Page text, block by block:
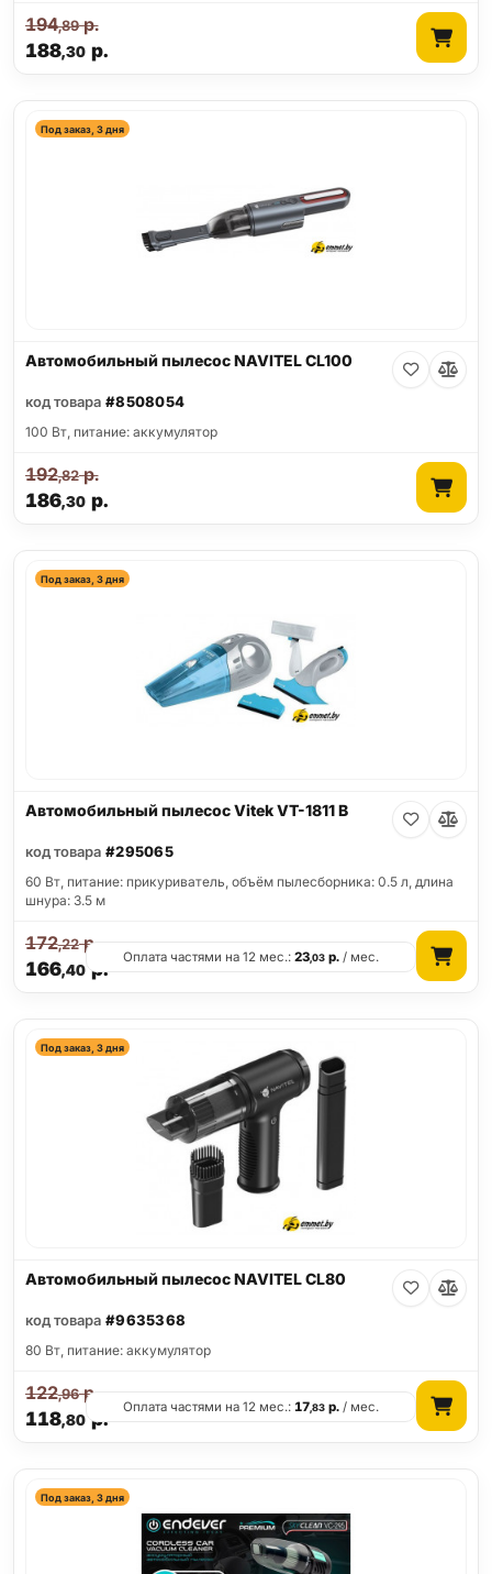
188,30р.
194,89р.
Под заказ, 3 дня
Автомобильный пылесос NAVITEL CL100
код товара #8508054
100 Вт, питание: аккумулятор
186,30р.
192,82р.
Под заказ, 3 дня
Автомобильный пылесос Vitek VT-1811 B
код товара #295065
60 Вт, питание: прикуриватель, объём пылесборника: 0.5 л, длина
шнура: 3.5 м
166,40р.
172,22р.
Оплата частями на 12 мес.:23,03 р. / мес.
Под заказ, 3 дня
Автомобильный пылесос NAVITEL CL80
код товара #9635368
80 Вт, питание: аккумулятор
118,80р.
122,96р.
Оплата частями на 12 мес.:17,83 р. / мес.
Под заказ, 3 дня